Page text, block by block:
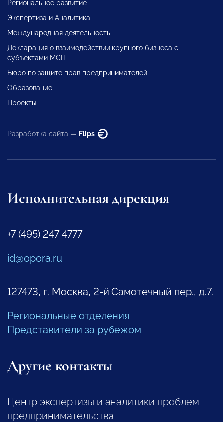
Региональное развитие
Экспертиза и Аналитика
Международная деятельность
Декларация о взаимодействии крупного бизнеса с
субъектами МСП
Бюро по защите прав предпринимателей
Образование
Проекты
Разработка сайта — Flips
Исполнительная дирекция
+7 (495) 247 4777
id@opora.ru
127473, г. Москва, 2-й Самотечный пер., д.7.
Региональные отделения
Представители за рубежом
Другие контакты
Центр экспертизы и аналитики проблем
предпринимательства